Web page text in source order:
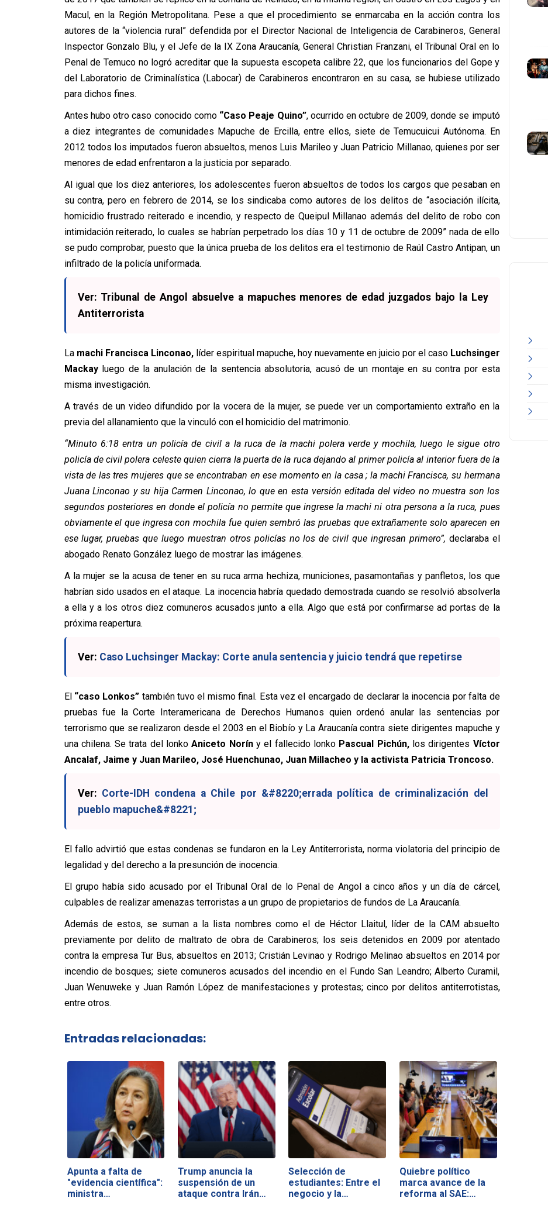
Macul, en la Región Metropolitana. Pese a que el procedimiento se enmarcaba en la acción contra los
autores de la “violencia rural” defendida por el Director Nacional de Inteligencia de Carabineros, General
Inspector Gonzalo Blu, y el Jefe de la IX Zona Araucanía, General Christian Franzani, el Tribunal Oral en lo
Penal de Temuco no logró acreditar que la supuesta escopeta calibre 22, que los funcionarios del Gope y
del Laboratorio de Criminalística (Labocar) de Carabineros encontraron en su casa, se hubiese utilizado
para dichos fines.
Antes hubo otro caso conocido como “Caso Peaje Quino”, ocurrido en octubre de 2009, donde se imputó
a diez integrantes de comunidades Mapuche de Ercilla, entre ellos, siete de Temucuicui Autónoma. En
2012 todos los imputados fueron absueltos, menos Luis Marileo y Juan Patricio Millanao, quienes por ser
menores de edad enfrentaron a la justicia por separado.
Al igual que los diez anteriores, los adolescentes fueron absueltos de todos los cargos que pesaban en
su contra, pero en febrero de 2014, se los sindicaba como autores de los delitos de “asociación ilícita,
homicidio frustrado reiterado e incendio, y respecto de Queipul Millanao además del delito de robo con
intimidación reiterado, lo cuales se habrían perpetrado los días 10 y 11 de octubre de 2009” nada de ello
se pudo comprobar, puesto que la única prueba de los delitos era el testimonio de Raúl Castro Antipan, un
infiltrado de la policía uniformada.
Ver: Tribunal de Angol absuelve a mapuches menores de edad juzgados bajo la Ley
Antiterrorista
La machi Francisca Linconao,líder espiritual mapuche, hoy nuevamente en juicio por el caso Luchsinger
Mackayluego de la anulación de la sentencia absolutoria, acusó de un montaje en su contra por esta
misma investigación.
A través de un video difundido por la vocera de la mujer, se puede ver un comportamiento extraño en la
previa del allanamiento que la vinculó con el homicidio del matrimonio.
“Minuto 6:18 entra un policía de civil a la ruca de la machi polera verde y mochila, luego le sigue otro
policía de civil polera celeste quien cierra la puerta de la ruca dejando al primer policía al interior fuera de la
vista de las tres mujeres que se encontraban en ese momento en la casa ; la machi Francisca, su hermana
Juana Linconao y su hija Carmen Linconao, lo que en esta versión editada del video no muestra son los
segundos posteriores en donde el policía no permite que ingrese la machi ni otra persona a la ruca, pues
obviamente el que ingresa con mochila fue quien sembró las pruebas que extrañamente solo aparecen en
ese lugar, pruebas que luego muestran otros policías no los de civil que ingresan primero”, declaraba el
abogado Renato González luego de mostrar las imágenes.
A la mujer se la acusa de tener en su ruca arma hechiza, municiones, pasamontañas y panfletos, los que
habrían sido usados en el ataque. La inocencia habría quedado demostrada cuando se resolvió absolverla
a ella y a los otros diez comuneros acusados junto a ella. Algo que está por confirmarse ad portas de la
próxima reapertura.
Ver: Caso Luchsinger Mackay: Corte anula sentencia y juicio tendrá que repetirse
El “caso Lonkos” también tuvo el mismo final. Esta vez el encargado de declarar la inocencia por falta de
pruebas fue la Corte Interamericana de Derechos Humanos quien ordenó anular las sentencias por
terrorismo que se realizaron desde el 2003 en el Biobío y La Araucanía contra siete dirigentes mapuche y
una chilena. Se trata del lonkoAniceto Noríny el fallecido lonko Pascual Pichún,los dirigentes Víctor
Ancalaf, Jaime y Juan Marileo, José Huenchunao, Juan Millacheo y la activista Patricia Troncoso.
Ver: Corte-IDH condena a Chile por &#8220;errada política de criminalización del
pueblo mapuche&#8221;
El fallo advirtió que estas condenas se fundaron en la Ley Antiterrorista, norma violatoria del principio de
legalidad y del derecho a la presunción de inocencia.
El grupo había sido acusado por el Tribunal Oral de lo Penal de Angol a cinco años y un día de cárcel,
culpables de realizar amenazas terroristas a un grupo de propietarios de fundos de La Araucanía.
Además de estos, se suman a la lista nombres como el de Héctor Llaitul, líder de la CAM absuelto
previamente por delito de maltrato de obra de Carabineros; los seis detenidos en 2009 por atentado
contra la empresa Tur Bus, absueltos en 2013; Cristián Levinao y Rodrigo Melinao absueltos en 2014 por
incendio de bosques; siete comuneros acusados del incendio en el Fundo San Leandro; Alberto Curamil,
Juan Wenuweke y Juan Ramón López de manifestaciones y protestas; cinco por delitos antiterrotistas,
entre otros.
Entradas relacionadas:
Apunta a falta de
"evidencia científica":
ministra…
Trump anuncia la
suspensión de un
ataque contra Irán…
Selección de
estudiantes: Entre el
negocio y la…
Quiebre político
marca avance de la
reforma al SAE:…